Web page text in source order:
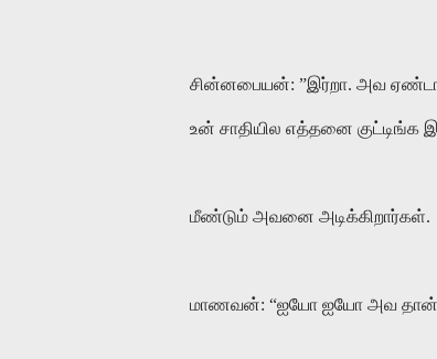
சின்னபையன்: ”இர்றா. அவ ஏண்டா
உன் சாதியில எத்தனை குட்டிங்க
மீண்டும் அவனை அடிக்கிறார்கள்.
மாணவன்: “ஐயோ ஐயோ அவ தான்